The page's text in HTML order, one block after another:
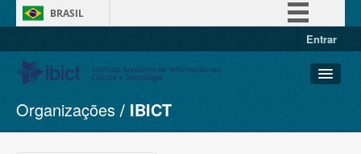
BRASIL
Entrar
Conjuntos de dados
Organizações
Organizações IBICT